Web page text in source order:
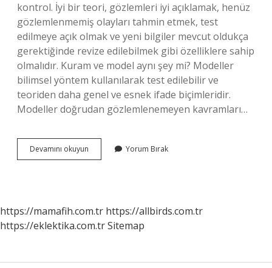
kontrol. İyi bir teori, gözlemleri iyi açıklamak, henüz
gözlemlenmemiş olayları tahmin etmek, test
edilmeye açık olmak ve yeni bilgiler mevcut oldukça
gerektiğinde revize edilebilmek gibi özelliklere sahip
olmalıdır. Kuram ve model aynı şey mi? Modeller
bilimsel yöntem kullanılarak test edilebilir ve
teoriden daha genel ve esnek ifade biçimleridir.
Modeller doğrudan gözlemlenemeyen kavramları…
Devamını okuyun
Bir
Yorum Bırak
https://mamafih.com.tr https://allbirds.com.tr
https://eklektika.com.trSitemap